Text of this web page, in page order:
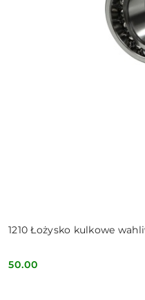
1210 Łożysko kulkowe
Cena:
50.00